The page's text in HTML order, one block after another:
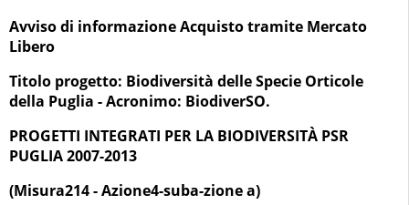
Avviso di informazione Acquisto tramite Mercato
Libero
Titolo progetto: Biodiversità delle Specie Orticole
della Puglia - Acronimo: BiodiverSO.
PROGETTI INTEGRATI PER LA BIODIVERSITÀ PSR
PUGLIA 2007-2013
(Misura214 - Azione4-suba-zione a)